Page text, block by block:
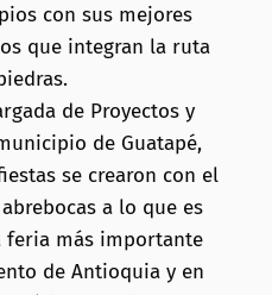
con sus mejores
que integran la ruta
de Proyectos y
de Guatapé,
se crearon con el
a lo que es
feria más importante
de Antioquia y en